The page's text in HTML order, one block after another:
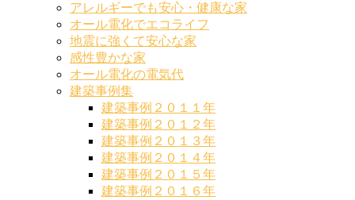
アレルギーでも安心・健康な家
オール電化でエコライフ
地震に強くて安心な家
感性豊かな家
オール電化の電気代
建築事例集
建築事例２０１１年
建築事例２０１２年
建築事例２０１３年
建築事例２０１４年
建築事例２０１５年
建築事例２０１６年